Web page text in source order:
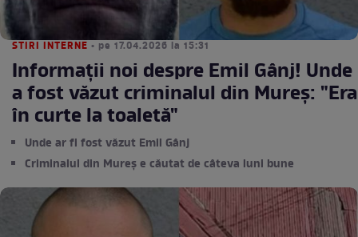
STIRI INTERNE • pe 17.04.2026 la 15:31
Informații noi despre Emil Gânj! Unde
a fost văzut criminalul din Mureș: "Era
în curte la toaletă"
Unde ar fi fost văzut Emil Gânj
Criminalul din Mureș e căutat de câteva luni bune